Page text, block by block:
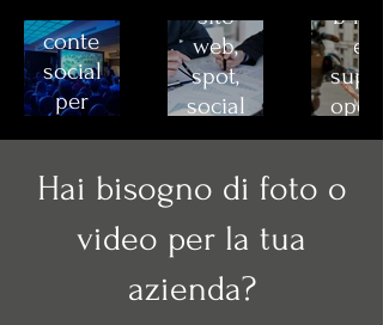
contenuti
social
per
inaugurazioni,
aziendali
sito
web,
spot,
social
content
fotografia
aziendale
per
brand,
b-roll
e
per
Hai bisogno di foto o
video per la tua
azienda?